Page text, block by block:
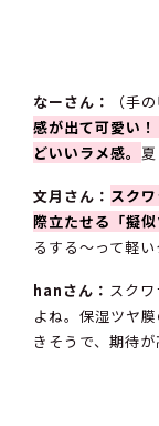
なーさん： （手
感が出て可愛い
どいいラメ感。
文月さん： スク
際立たせる「擬
るする〜って軽
hanさん： スク
よね。保湿ツヤ
きそうで、期待